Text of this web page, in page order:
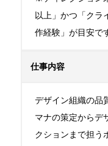
以上」かつ「クラ
作経験」が目安で
仕事内容
デザイン組織の品
マナの策定からデ
クションまで担う